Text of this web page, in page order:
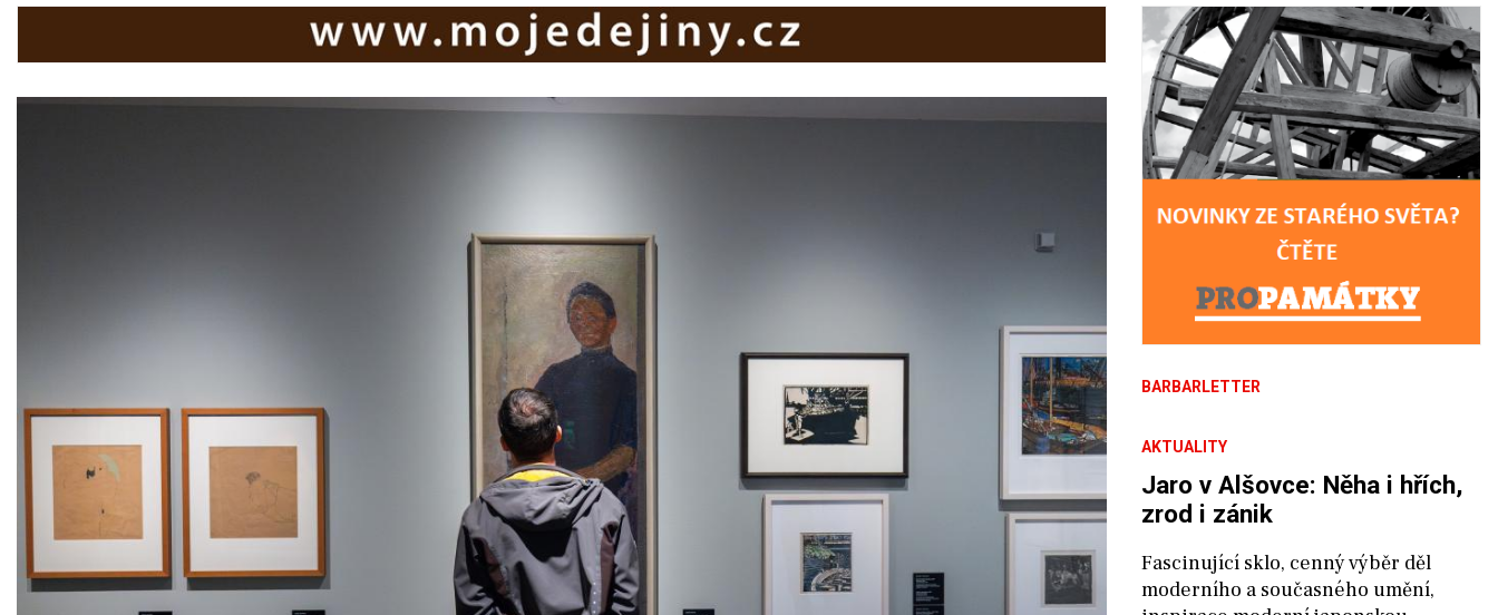
BARBARLETTER
AKTUALITY
Jaro v Alšovce: Něha i hřích,
zrod i zánik
Fascinující sklo, cenný výběr děl
moderního a současného umění,